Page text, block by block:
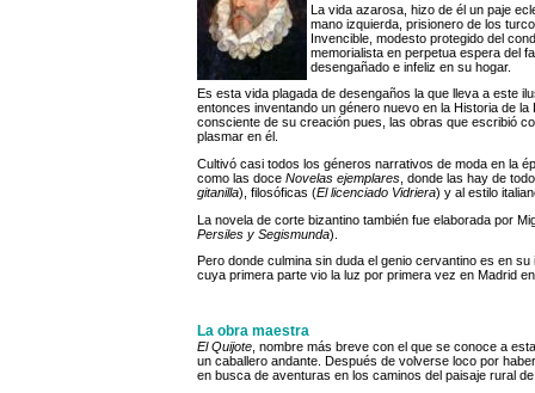
La vida azarosa, hizo de él un paje
mano izquierda, prisionero de los
Invencible, modesto protegido del
memorialista en perpetua espera del
desengañado e infeliz en su hogar.
Es esta vida plagada de desengaños la que lleva a este
entonces inventando un género nuevo en la Historia de
consciente de su creación pues, las obras que escribió
plasmar en él.
Cultivó casi todos los géneros narrativos de moda en la
como las doce Novelas ejemplares , donde las hay de
gitanilla), filosóficas (El licenciado Vidriera) y al estilo
La novela de corte bizantino también fue elaborada por
Persiles y Segismunda).
Pero donde culmina sin duda el genio cervantino es en
cuya primera parte vio la luz por primera vez en Madrid
La obra maestra
El Quijote , nombre más breve con el que se conoce a
un caballero andante. Después de volverse loco por
en busca de aventuras en los caminos del paisaje rural